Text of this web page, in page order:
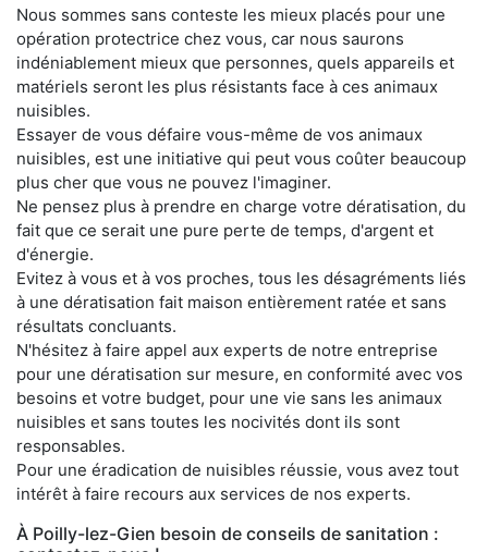
Nous sommes sans conteste les mieux placés pour une
opération protectrice chez vous, car nous saurons
indéniablement mieux que personnes, quels appareils et
matériels seront les plus résistants face à ces animaux
nuisibles.
Essayer de vous défaire vous-même de vos animaux
nuisibles, est une initiative qui peut vous coûter beaucoup
plus cher que vous ne pouvez l'imaginer.
Ne pensez plus à prendre en charge votre dératisation, du
fait que ce serait une pure perte de temps, d'argent et
d'énergie.
Evitez à vous et à vos proches, tous les désagréments liés
à une dératisation fait maison entièrement ratée et sans
résultats concluants.
N'hésitez à faire appel aux experts de notre entreprise
pour une dératisation sur mesure, en conformité avec vos
besoins et votre budget, pour une vie sans les animaux
nuisibles et sans toutes les nocivités dont ils sont
responsables.
Pour une éradication de nuisibles réussie, vous avez tout
intérêt à faire recours aux services de nos experts.
À Poilly-lez-Gien besoin de conseils de sanitation :